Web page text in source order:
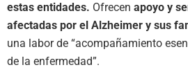
estas entidades. Ofrecen apoyo y
afectadas por el Alzheimer y sus
una labor de “acompañamiento
de la enfermedad”.